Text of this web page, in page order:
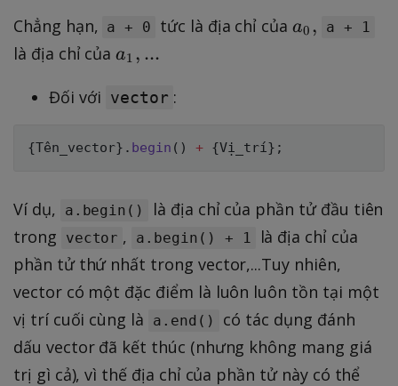
Chẳng hạn, a + 0 tức là địa chỉ củaa
a0 , a + 1
là địa chỉ củaa
1
.
a1 , ...
Đối với vector :
{Tên_vector} . begin ( ) + {Vị_trí} ;
Ví dụ, a.begin()
là địa chỉ của phần tử đầu tiên
trong
vector , a.begin() + 1
là địa chỉ của
phần tử thứ nhất trong vector,...Tuy nhiên,
vector có một đặc điểm là luôn luôn tồn tại một
vị trí cuối cùng là
a.end()
có tác dụng đánh
dấu vector đã kết thúc (nhưng không mang giá
trị gì cả), vì thế địa chỉ của phần tử này có thể